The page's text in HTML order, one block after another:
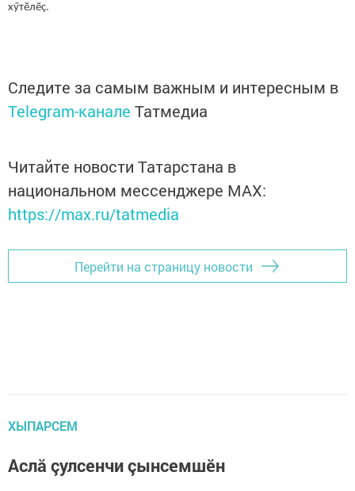
хӳтӗлӗç.
Следите за самым важным и интересным в
Telegram-канале Татмедиа
Читайте новости Татарстана в
национальном мессенджере MАХ:
https://max.ru/tatmedia
Перейти на страницу новости
ХЫПАРСЕМ
Аслă çулсенчи çынсемшӗн